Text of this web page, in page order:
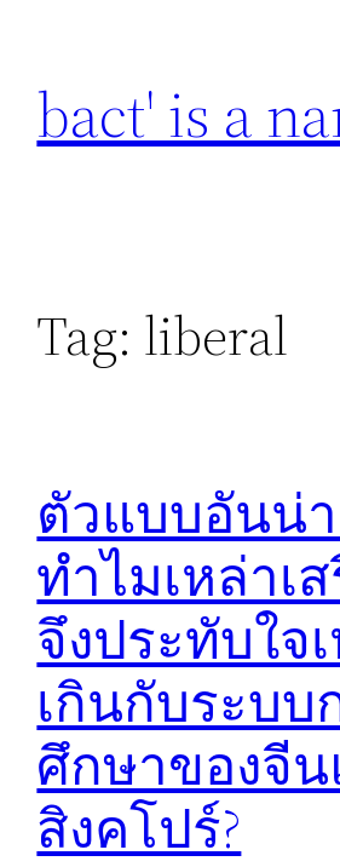
content
bact' is a
Tag: liberal
ตัวแบบอันน่
ทำไมเหล่าเ
จึงประทับใจ
เกินกับระบบ
ศึกษาของจี
สิงคโปร์?